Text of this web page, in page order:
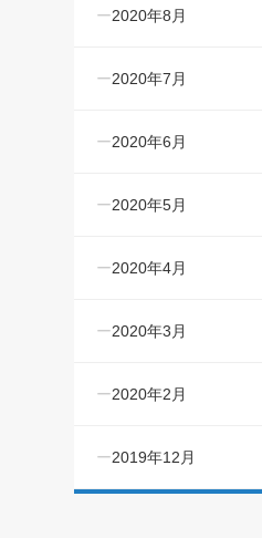
2020年8月
2020年7月
2020年6月
2020年5月
2020年4月
2020年3月
2020年2月
2019年12月